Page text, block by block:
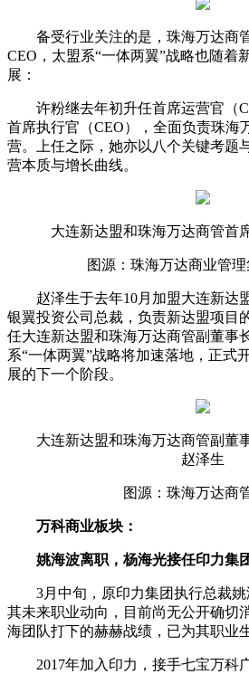
备受行业关注的是，珠海万达商
CEO，太盟系“一体两翼”战略也随着
展：
许粉继去年初升任首席运营官（
首席执行官（CEO），全面负责珠海
营。上任之际，她亦以八个关键考题
营本质与增长曲线。
大连新达盟和珠海万达商管首
图源：珠海万达商业管
赵泽生于去年10月加盟大连新达
银翼投资公司总裁，负责新达盟项目
任大连新达盟和珠海万达商管副董事
系“一体两翼”战略将加速落地，正式
展的下一个阶段。
大连新达盟和珠海万达商管副董
赵泽生
图源：珠海万达商
万科商业板块：
姚海波离职，杨海光接任印力集
3月中旬，原印力集团执行总裁姚
其未来职业动向，目前尚无公开确切
海团队打下的赫赫战绩，已为其职业
2017年加入印力，接手七宝万科